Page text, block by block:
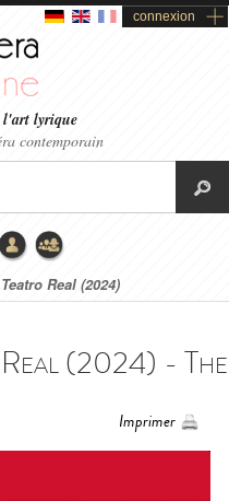
connexion
l'art lyrique
contemporain
Real (2024)
Imprimer